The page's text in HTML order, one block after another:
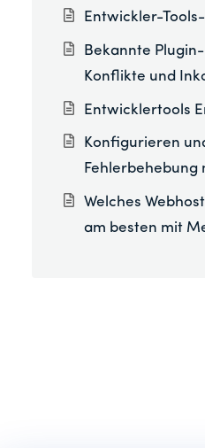
Entwickler-
Bekannte
Konflikte und
Entwicklertools
Konfigurieren
Fehlerbehebung
Welches
am besten mit